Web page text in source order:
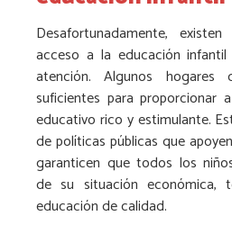
Desafortunadamente,
acceso a la educación
atención. Algunos hogares
suficientes para proporcionar
educativo rico y estimulante.
de políticas públicas que
garanticen que todos los
de su situación económica,
educación de calidad.